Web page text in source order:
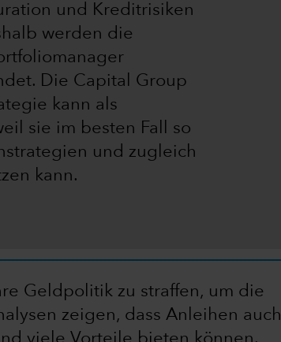
und Kreditrisiken
werden die
Die Capital Group
kann als
sie im besten Fall so
und zugleich
kann.
Geldpolitik zu straffen, um die
zeigen, dass Anleihen auch